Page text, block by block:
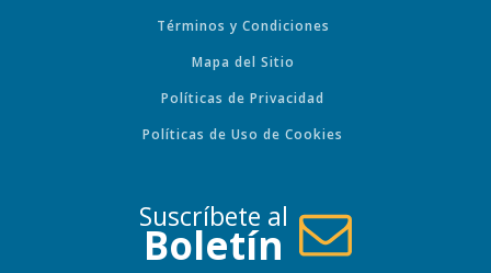
Términos y Condiciones
Mapa del Sitio
Políticas de Privacidad
Políticas de Uso de Cookies
Suscríbete al
Boletín